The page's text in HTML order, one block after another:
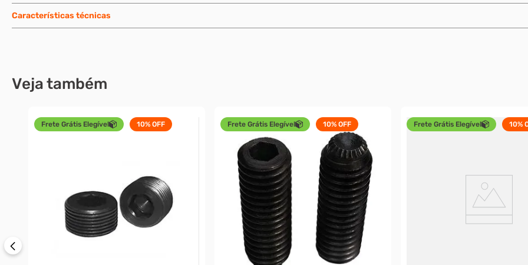
Características técnicas
Veja também
Frete Grátis Elegível 10%OFF Frete Grátis Elegível 10%OFF Frete Grátis Elegível 10%